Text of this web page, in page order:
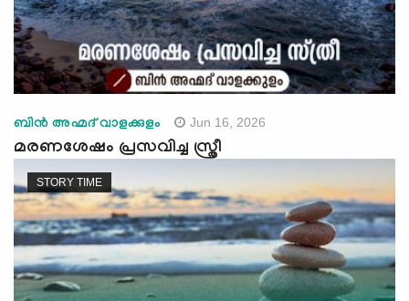
ബിന്‍ അഹ്മദ് വാളക്കുളം Jun 16, 2026
മരണശേഷം പ്രസവിച്ച സ്ത്രീ
STORY TIME